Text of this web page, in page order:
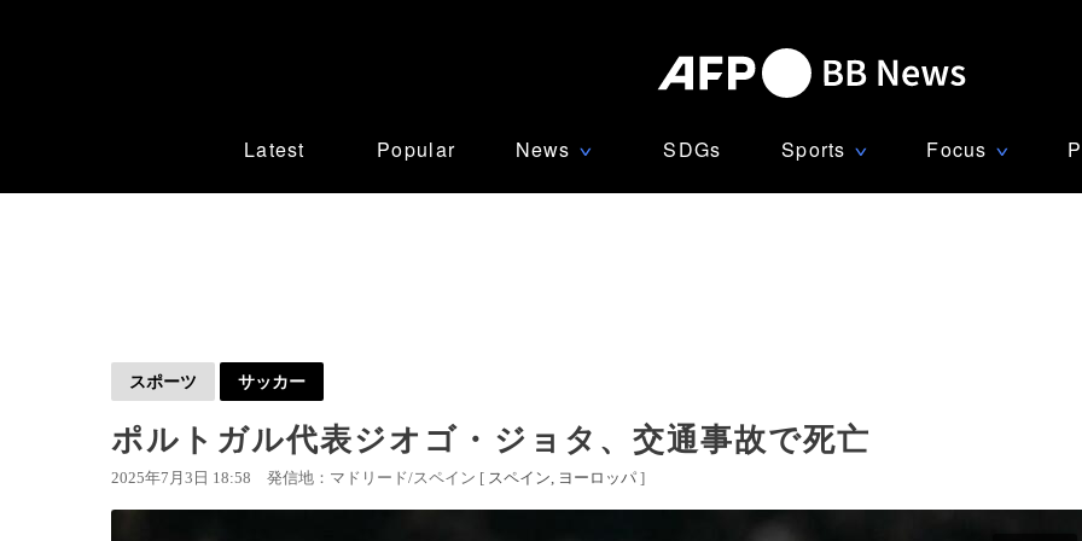
Latest Popular News ∨ SDGs Sports ∨ Focus ∨
スポーツ サッカー
ポルトガル代表ジオゴ・ジョタ、交通事故で死亡
2025年7月3日 18:58 発信地：マドリード/スペイン [ スペイン ヨーロッパ ]